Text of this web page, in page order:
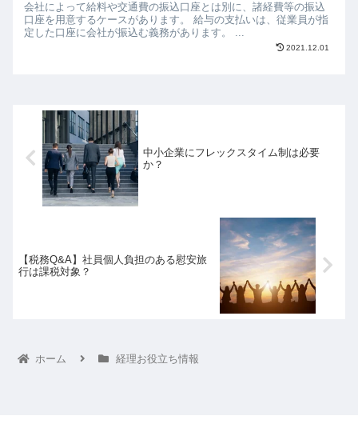
会社によって給料や交通費の振込口座とは別に、諸経費等の振込
口座を用意するケースがあります。 給与の支払いは、従業員が指
定した口座に会社が振込む義務があります。 ...
2021.12.01
中小企業にフレックスタイム制は必要
か？
【税務Q&A】社員個人負担のある慰安旅
行は課税対象？
ホーム 経理お役立ち情報